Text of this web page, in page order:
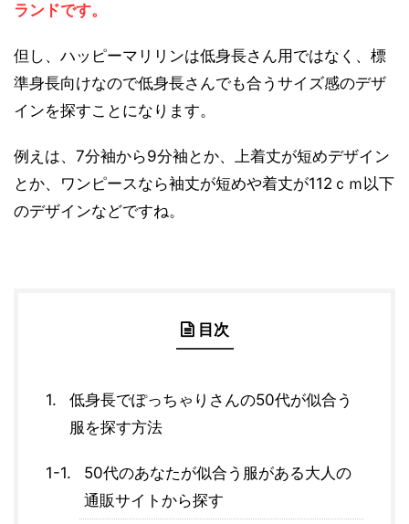
ランドです。
但し、ハッピーマリリンは低身長さん用ではなく、標
準身長向けなので低身長さんでも合うサイズ感のデザ
インを探すことになります。
例えは、7分袖から9分袖とか、上着丈が短めデザイン
とか、ワンピースなら袖丈が短めや着丈が112ｃｍ以下
のデザインなどですね。
目次
低身長でぽっちゃりさんの50代が似合う
服を探す方法
50代のあなたが似合う服がある大人の
通販サイトから探す